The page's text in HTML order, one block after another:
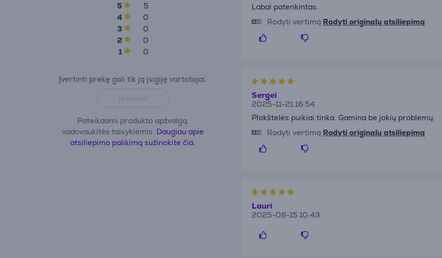
5
5
4
0
3
0
2
0
1
0
Įvertinti prekę gali tik ją įsigiję vartotojai.
Pateikdami produkto apžvalgą,
vadovaukitės taisyklėmis. Daugiau apie
atsiliepimo palikimą sužinokite čia.
Labai patenkintas.
Rodyti vertimą Rodyti originalų atsiliepimą
Sergei
2025-11-21 16:54
Plokštelės puikiai tinka. Gamina be jokių problemų.
Rodyti vertimą Rodyti originalų atsiliepimą
Lauri
2025-08-15 10:43